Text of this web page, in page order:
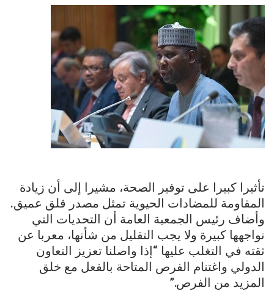
تأثيرا كبيرا على توفير الصحة، مشيرا إلى أن زيادة
المقاومة للمضادات الحيوية تمثل مصدر قلق عميق.
وأضاف رئيس الجمعية العامة أن التحديات التي
نواجهها كبيرة ولا يجب التقليل من شأنها، معربا عن
ثقته في التغلب عليها “إذا واصلنا تعزيز التعاون
الدولي واغتنام الفرص المتاحة بالفعل مع خلق
المزيد من الفرص.”